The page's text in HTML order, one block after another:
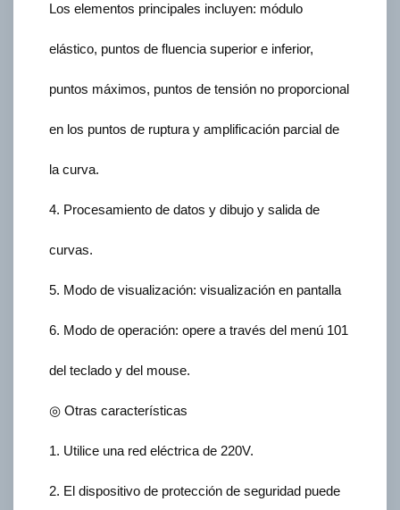
Los elementos principales incluyen: módulo
elástico, puntos de fluencia superior e inferior,
puntos máximos, puntos de tensión no proporcional
en los puntos de ruptura y amplificación parcial de
la curva.
4. Procesamiento de datos y dibujo y salida de
curvas.
5. Modo de visualización: visualización en pantalla
6. Modo de operación: opere a través del menú 101
del teclado y del mouse.
◎ Otras características
1. Utilice una red eléctrica de 220V.
2. El dispositivo de protección de seguridad puede